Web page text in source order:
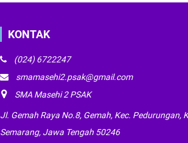
KONTAK
(024) 6722247
smamasehi2.psak@gmail.com
SMA Masehi 2 PSAK
Jl. Gemah Raya No.8, Gemah, Kec. Pedurungan,
Semarang, Jawa Tengah 50246